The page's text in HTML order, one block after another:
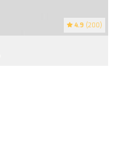
4.9 (200)